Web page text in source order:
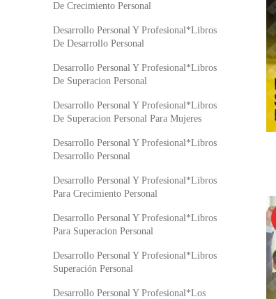
De Crecimiento Personal
Desarrollo Personal Y Profesional*Libros
De Desarrollo Personal
Desarrollo Personal Y Profesional*Libros
De Superacion Personal
Desarrollo Personal Y Profesional*Libros
De Superacion Personal Para Mujeres
Desarrollo Personal Y Profesional*Libros
Desarrollo Personal
Desarrollo Personal Y Profesional*Libros
Para Crecimiento Personal
Desarrollo Personal Y Profesional*Libros
Para Superacion Personal
Desarrollo Personal Y Profesional*Libros
Superación Personal
Desarrollo Personal Y Profesional*Los